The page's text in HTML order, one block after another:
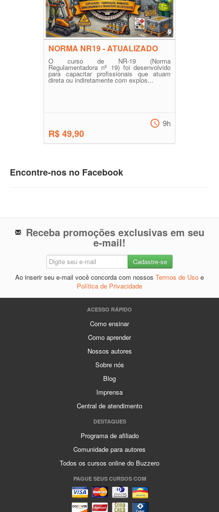
NORMA NR19 - ATUALIZADO
O curso de NR-19 (Norma
Regulamentadora nº 19) foi desenvolvido
para capacitar profissionais que atuam
direta ou indiretamente com explos...
R$ 49,90
9h
Encontre-nos no Facebook
Receba promoções exclusivas em seu
e-mail!
Ao inserir seu e-mail você concorda com nossos Termos de Uso e
Política de Privacidade
ACESSO RÁPIDO
Como ensinar
Como aprender
Nossos autores
Sobre nós
Blog
Imprensa
Central de atendimento
DESTAQUES
Programa de afiliado
Comunidade para autores
Todos os cursos online do Buzzero
PAGUE SEUS CURSOS COM